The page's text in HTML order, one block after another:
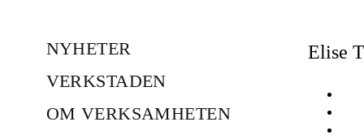
Elise
NYHETER
VERKSTADEN
OM VERKSAMHETEN